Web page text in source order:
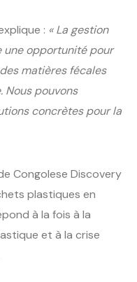
: « La gestion
une opportunité pour
matières fécales
Nous pouvons
concrètes pour la
Congolese Discovery
plastiques en
à la fois à la
et à la crise